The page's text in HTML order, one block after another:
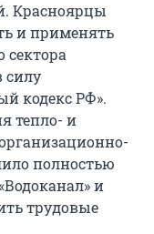
Красноярцы
и применять
сектора
силу
кодекс РФ».
тепло- и
полностью
и
трудовые